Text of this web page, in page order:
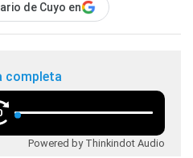
de Cuyo en
completa
Powered by Thinkindot Audio